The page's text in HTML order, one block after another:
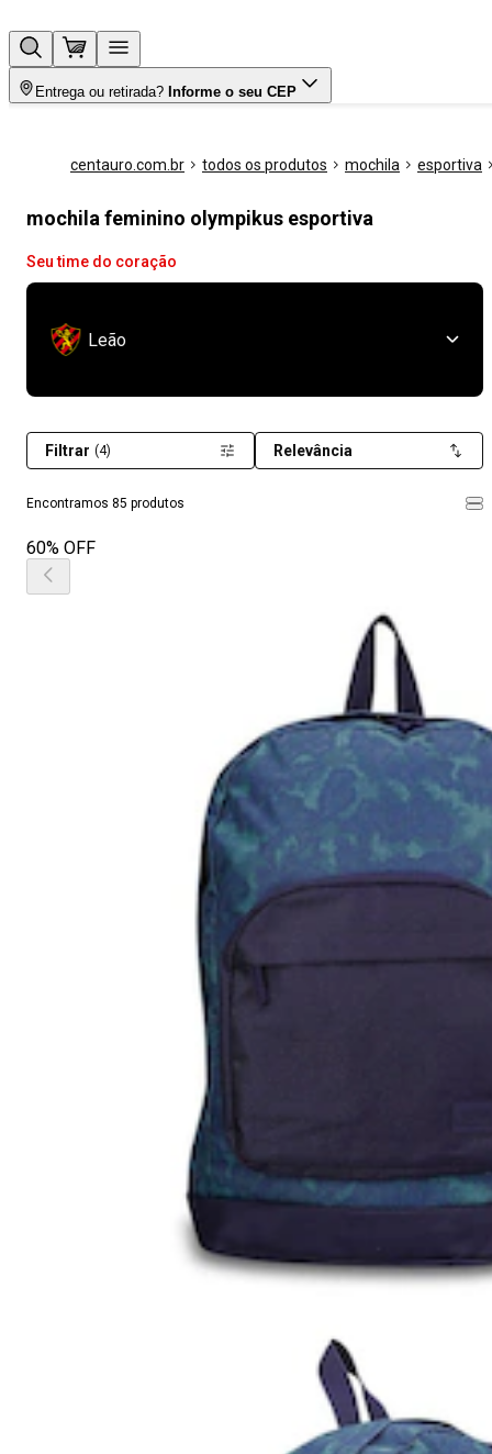
Entrega ou retirada? Informe o seu CEP
centauro.com.br todos os produtos mochila esportiva
mochila feminino olympikus esportiva
Seu time do coração
Leão
Encontramos 85 produtos
Filtrar (4) Relevância
60% OFF